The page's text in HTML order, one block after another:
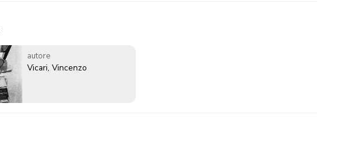
autore
Vicari, Vincenzo